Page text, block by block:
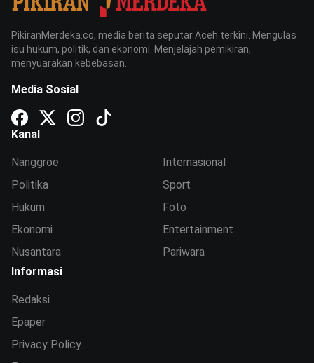
PikiranMerdeka.co, media berita seputar Aceh terkini. Mengulas
isu hukum, politik, dan ekonomi. Menjelajah pemikiran,
menyuarakan kebebasan.
Media Sosial
Kanal
Nanggroe
Politika
Hukum
Ekonomi
Nusantara
Internasional
Sport
Foto
Entertainment
Pariwara
Informasi
Redaksi
Epaper
Privacy Policy